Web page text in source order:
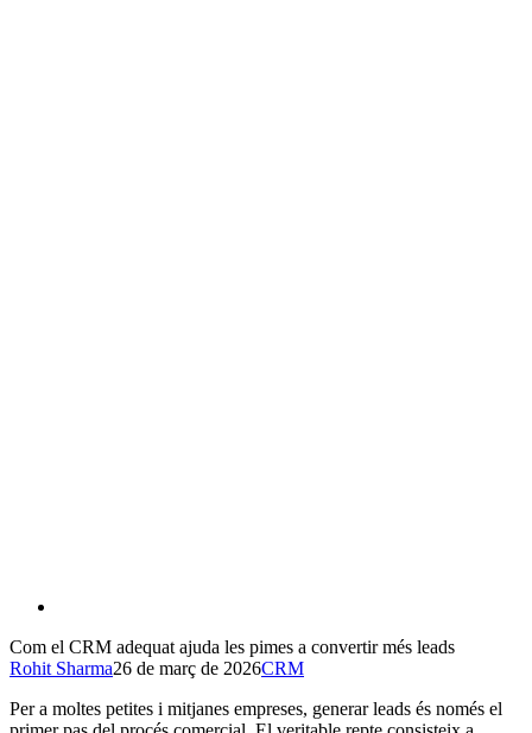
Com el CRM adequat ajuda les pimes a convertir més leads
Rohit Sharma26 de març de 2026CRM
Per a moltes petites i mitjanes empreses, generar leads és només el